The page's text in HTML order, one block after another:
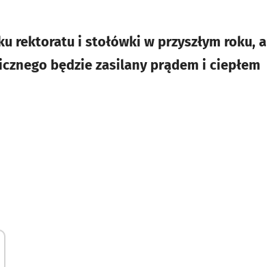
rektoratu i stołówki w przyszłym roku, a
będzie zasilany prądem i ciepłem